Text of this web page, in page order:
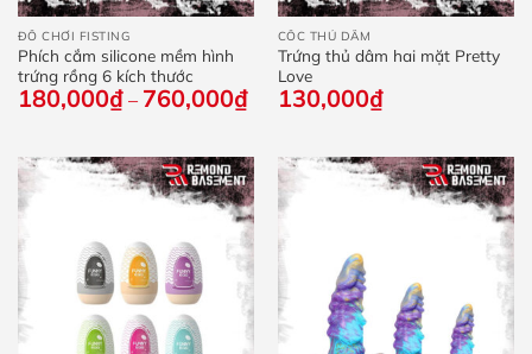
ĐỒ CHƠI FISTING
Phích cắm silicone mềm hình
trứng rồng 6 kích thước
180,000₫ – 760,000₫Khoảng
giá:
180,000₫
đến
760,000₫
CỐC THỦ DÂM
Trứng thủ dâm hai mặt Pretty
Love
130,000₫